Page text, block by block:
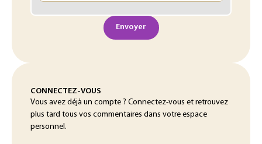
Envoyer
CONNECTEZ-VOUS
Vous avez déjà un compte ? Connectez-vous et retrouvez
plus tard tous vos commentaires dans votre espace
personnel.